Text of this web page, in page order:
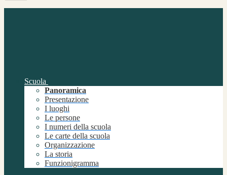
Scuola
Panoramica
Presentazione
I luoghi
Le persone
I numeri della scuola
Le carte della scuola
Organizzazione
La storia
Funzionigramma